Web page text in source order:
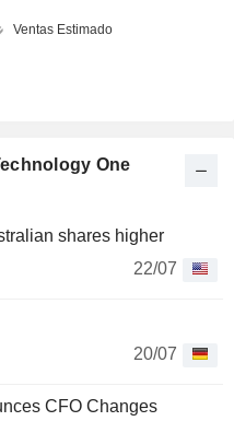
One
shares higher
22/07
20/07
CFO Changes